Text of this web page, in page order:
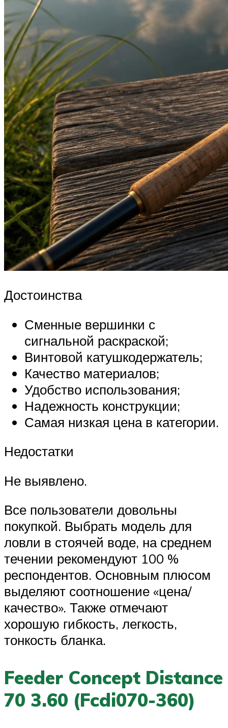
Достоинства
Сменные вершинки с
сигнальной раскраской;
Винтовой катушкодержатель;
Качество материалов;
Удобство использования;
Надежность конструкции;
Самая низкая цена в категории.
Недостатки
Не выявлено.
Все пользователи довольны
покупкой. Выбрать модель для
ловли в стоячей воде, на среднем
течении рекомендуют 100 %
респондентов. Основным плюсом
выделяют соотношение «цена/
качество». Также отмечают
хорошую гибкость, легкость,
тонкость бланка.
Feeder Concept Distance
70 3.60 (Fcdi070-360)